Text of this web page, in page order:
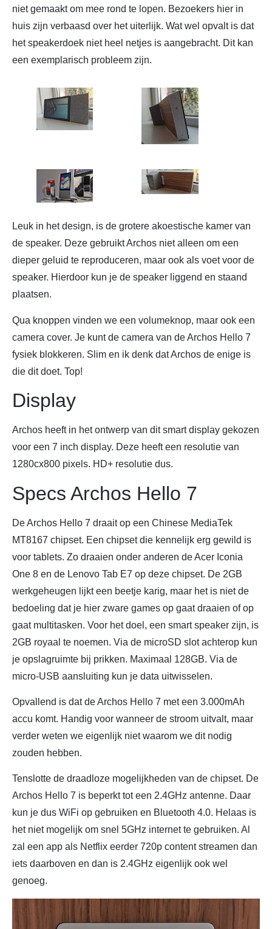
niet gemaakt om mee rond te lopen. Bezoekers hier in
huis zijn verbaasd over het uiterlijk. Wat wel opvalt is dat
het speakerdoek niet heel netjes is aangebracht. Dit kan
een exemplarisch probleem zijn.
Leuk in het design, is de grotere akoestische kamer van
de speaker. Deze gebruikt Archos niet alleen om een
dieper geluid te reproduceren, maar ook als voet voor de
speaker. Hierdoor kun je de speaker liggend en staand
plaatsen.
Qua knoppen vinden we een volumeknop, maar ook een
camera cover. Je kunt de camera van de Archos Hello 7
fysiek blokkeren. Slim en ik denk dat Archos de enige is
die dit doet. Top!
Display
Archos heeft in het ontwerp van dit smart display gekozen
voor een 7 inch display. Deze heeft een resolutie van
1280cx800 pixels. HD+ resolutie dus.
Specs Archos Hello 7
De Archos Hello 7 draait op een Chinese MediaTek
MT8167 chipset. Een chipset die kennelijk erg gewild is
voor tablets. Zo draaien onder anderen de Acer Iconia
One 8 en de Lenovo Tab E7 op deze chipset. De 2GB
werkgeheugen lijkt een beetje karig, maar het is niet de
bedoeling dat je hier zware games op gaat draaien of op
gaat multitasken. Voor het doel, een smart speaker zijn, is
2GB royaal te noemen. Via de microSD slot achterop kun
je opslagruimte bij prikken. Maximaal 128GB. Via de
micro-USB aansluiting kun je data uitwisselen.
Opvallend is dat de Archos Hello 7 met een 3.000mAh
accu komt. Handig voor wanneer de stroom uitvalt, maar
verder weten we eigenlijk niet waarom we dit nodig
zouden hebben.
Tenslotte de draadloze mogelijkheden van de chipset. De
Archos Hello 7 is beperkt tot een 2.4GHz antenne. Daar
kun je dus WiFi op gebruiken en Bluetooth 4.0. Helaas is
het niet mogelijk om snel 5GHz internet te gebruiken. Al
zal een app als Netflix eerder 720p content streamen dan
iets daarboven en dan is 2.4GHz eigenlijk ook wel
genoeg.